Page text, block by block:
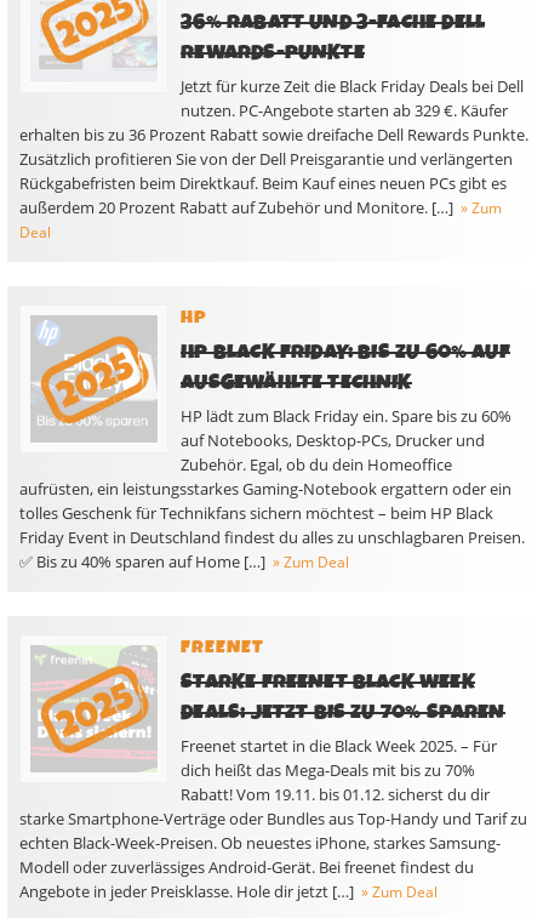
36% RABATT UND 3-FACHE DELL
REWARDS-PUNKTE
Jetzt für kurze Zeit die Black Friday Deals bei Dell
nutzen. PC-Angebote starten ab 329 €. Käufer
erhalten bis zu 36 Prozent Rabatt sowie dreifache Dell Rewards Punkte.
Zusätzlich profitieren Sie von der Dell Preisgarantie und verlängerten
Rückgabefristen beim Direktkauf. Beim Kauf eines neuen PCs gibt es
außerdem 20 Prozent Rabatt auf Zubehör und Monitore. […] » Zum
Deal
HP
HP BLACK FRIDAY: BIS ZU 60% AUF
AUSGEWÄHLTE TECHNIK
HP lädt zum Black Friday ein. Spare bis zu 60%
auf Notebooks, Desktop-PCs, Drucker und
Zubehör. Egal, ob du dein Homeoffice
aufrüsten, ein leistungsstarkes Gaming-Notebook ergattern oder ein
tolles Geschenk für Technikfans sichern möchtest – beim HP Black
Friday Event in Deutschland findest du alles zu unschlagbaren Preisen.
✅ Bis zu 40% sparen auf Home […] » Zum Deal
FREENET
STARKE FREENET BLACK WEEK
DEALS: JETZT BIS ZU 70% SPAREN
Freenet startet in die Black Week 2025. – Für
dich heißt das Mega-Deals mit bis zu 70%
Rabatt! Vom 19.11. bis 01.12. sicherst du dir
starke Smartphone-Verträge oder Bundles aus Top-Handy und Tarif zu
echten Black-Week-Preisen. Ob neuestes iPhone, starkes Samsung-
Modell oder zuverlässiges Android-Gerät. Bei freenet findest du
Angebote in jeder Preisklasse. Hole dir jetzt […] » Zum Deal